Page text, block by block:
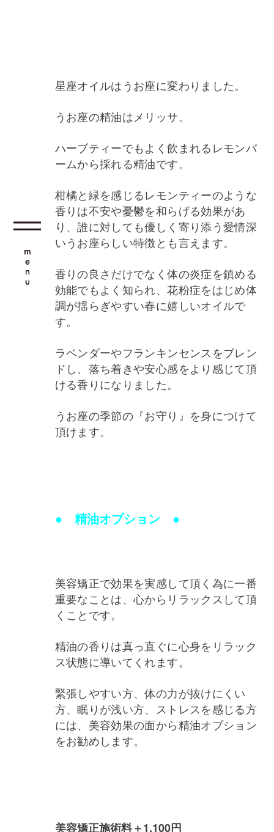
星座オイルはうお座に変わりました。
うお座の精油はメリッサ。
ハーブティーでもよく飲まれるレモンバ
ームから採れる精油です。
柑橘と緑を感じるレモンティーのような
香りは不安や憂鬱を和らげる効果があ
り、誰に対しても優しく寄り添う愛情深
いうお座らしい特徴とも言えます。
香りの良さだけでなく体の炎症を鎮める
効能でもよく知られ、花粉症をはじめ体
調が揺らぎやすい春に嬉しいオイルで
す。
ラベンダーやフランキンセンスをブレン
ドし、落ち着きや安心感をより感じて頂
ける香りになりました。
うお座の季節の『お守り』を身につけて
頂けます。
● 精油オプション ●
美容矯正で効果を実感して頂く為に一番
重要なことは、心からリラックスして頂
くことです。
精油の香りは真っ直ぐに心身をリラック
ス状態に導いてくれます。
緊張しやすい方、体の力が抜けにくい
方、眠りが浅い方、ストレスを感じる方
には、美容効果の面から精油オプション
をお勧めします。
美容矯正施術料＋1,100円